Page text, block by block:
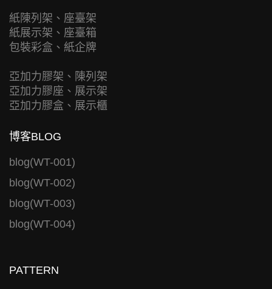
紙陳列架、座臺架
紙展示架、座臺箱
包裝彩盒、紙企牌
亞加力膠架、陳列架
亞加力膠座、展示架
亞加力膠盒、展示櫃
博客BLOG
blog(WT-001)
blog(WT-002)
blog(WT-003)
blog(WT-004)
PATTERN